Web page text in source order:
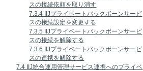
スの接続依頼を取り消す
7.3.4 IIJプライベートバックボーンサービ
スの接続設定を変更する
7.3.5 IIJプライベートバックボーンサービ
スの接続を解除する
7.3.6 IIJプライベートバックボーンサービ
スの連携を解除する
7.4 IIJ統合運用管理サービス連携へのプライベ